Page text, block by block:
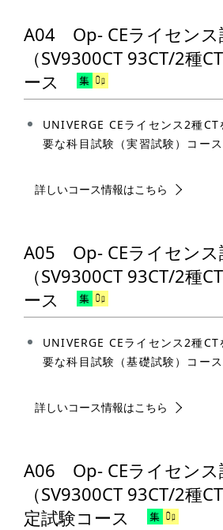
A04 Op- CEライセンス
（SV9300CT 93CT/2種
ース
UNIVERGE CEライセンス2種
要な科目試験（実習試験）コース
詳しいコース情報はこちら
A05 Op- CEライセンス
（SV9300CT 93CT/2種
ース
UNIVERGE CEライセンス2種
要な科目試験（基礎試験）コース
詳しいコース情報はこちら
A06 Op- CEライセンス
（SV9300CT 93CT/2種
定試験コース